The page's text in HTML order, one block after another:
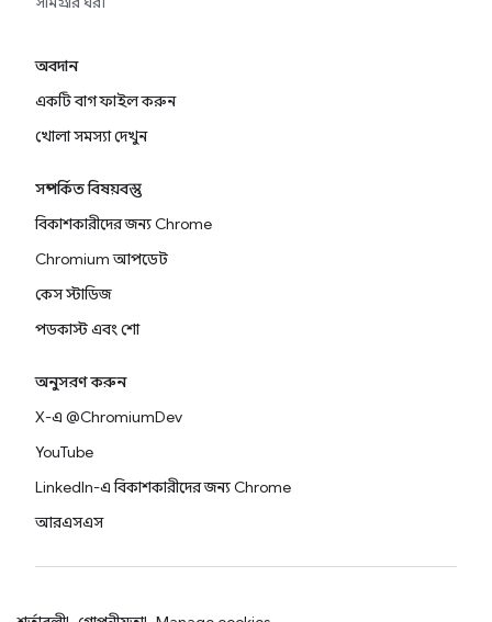
অবদান
একটি বাগ ফাইল করুন
খোলা সমস্যা দেখুন
সম্পর্কিত বিষয়বস্তু
বিকাশকারীদের জন্য Chrome
Chromium আপডেট
কেস স্টাডিজ
পডকাস্ট এবং শো
অনুসরণ করুন
X-এ @ChromiumDev
YouTube
LinkedIn-এ বিকাশকারীদের জন্য Chrome
আরএসএস